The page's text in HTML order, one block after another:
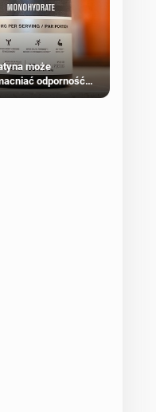
może
odporność
nowotworom